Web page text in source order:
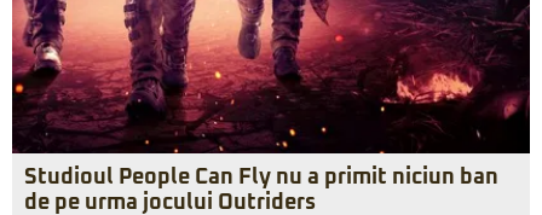
Studioul People Can Fly nu a primit niciun ban
de pe urma jocului Outriders